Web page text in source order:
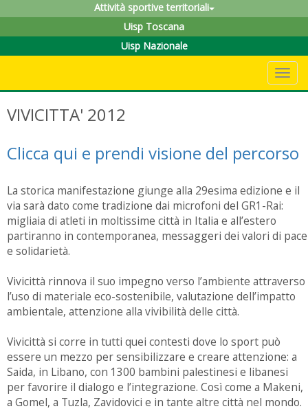
Attività sportive territoriali
Uisp Toscana
Uisp Nazionale
VIVICITTA' 2012
Clicca qui e prendi visione del percorso
La storica manifestazione giunge alla 29esima edizione e il
via sarà dato come tradizione dai microfoni del GR1-Rai:
migliaia di atleti in moltissime città in Italia e all’estero
partiranno in contemporanea, messaggeri dei valori di pace
e solidarietà.
Vivicittà rinnova il suo impegno verso l’ambiente attraverso
l’uso di materiale eco-sostenibile, valutazione dell’impatto
ambientale, attenzione alla vivibilità delle città.
Vivicittà si corre in tutti quei contesti dove lo sport può
essere un mezzo per sensibilizzare e creare attenzione: a
Saida, in Libano, con 1300 bambini palestinesi e libanesi
per favorire il dialogo e l’integrazione. Così come a Makeni,
a Gomel, a Tuzla, Zavidovici e in tante altre città nel mondo.